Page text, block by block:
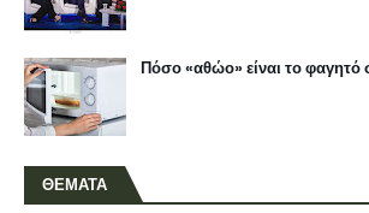
Πόσο «αθώο» είναι το φαγητό
ΘΕΜΑΤΑ